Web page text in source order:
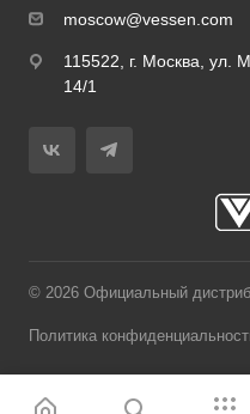
moscow@vessen.com
115522, г. Москва, ул.
14/1
© 2026 Официальный
Политика